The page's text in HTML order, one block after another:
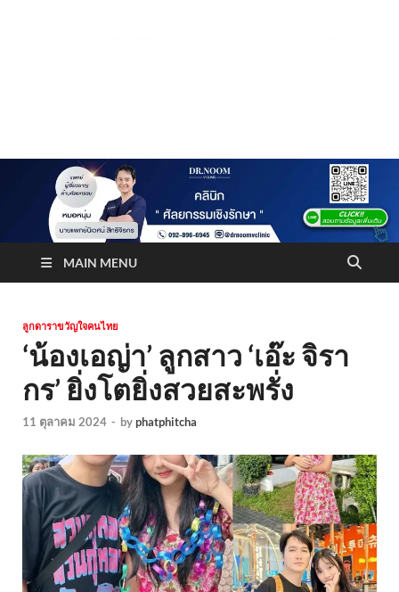
Truststoreonline
MAIN MENU
ลูกดาราขวัญใจคนไทย
‘น้องเอญ่า’ ลูกสาว ‘เอ๊ะ จิรา
กร’ ยิ่งโตยิ่งสวยสะพรั่ง
11 ตุลาคม 2024 - byphatphitcha